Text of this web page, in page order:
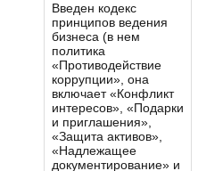
Введен кодекс
принципов ведения
бизнеса (в нем
политика
«Противодействие
коррупции», она
включает «Конфликт
интересов», «Подарки
и приглашения»,
«Защита активов»,
«Надлежащее
документирование» и